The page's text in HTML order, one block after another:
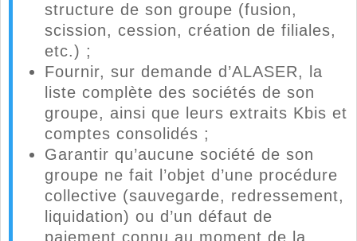
structure de son groupe (fusion,
scission, cession, création de filiales,
etc.) ;
Fournir, sur demande d’ALASER, la
liste complète des sociétés de son
groupe, ainsi que leurs extraits Kbis et
comptes consolidés ;
Garantir qu’aucune société de son
groupe ne fait l’objet d’une procédure
collective (sauvegarde, redressement,
liquidation) ou d’un défaut de
paiement connu au moment de la